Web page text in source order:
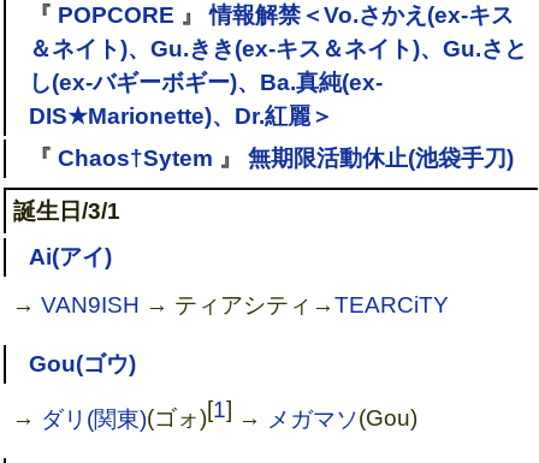
『 POPCORE 』情報解禁＜Vo.さかえ(ex-キス
＆ネイト)、Gu.きき(ex-キス＆ネイト)、Gu.さと
し(ex-バギーボギー)、Ba.真純(ex-
DIS★Marionette)、Dr.紅麗＞
『 Chaos†Sytem 』 無期限活動休止(池袋手刀)
誕生日/3/1
Ai(アイ)
→VAN9ISH → ティアシティ→TEARCiTY
Gou(ゴウ)
→ ダリ(関東)(ゴォ)[1] → メガマソ(Gou)